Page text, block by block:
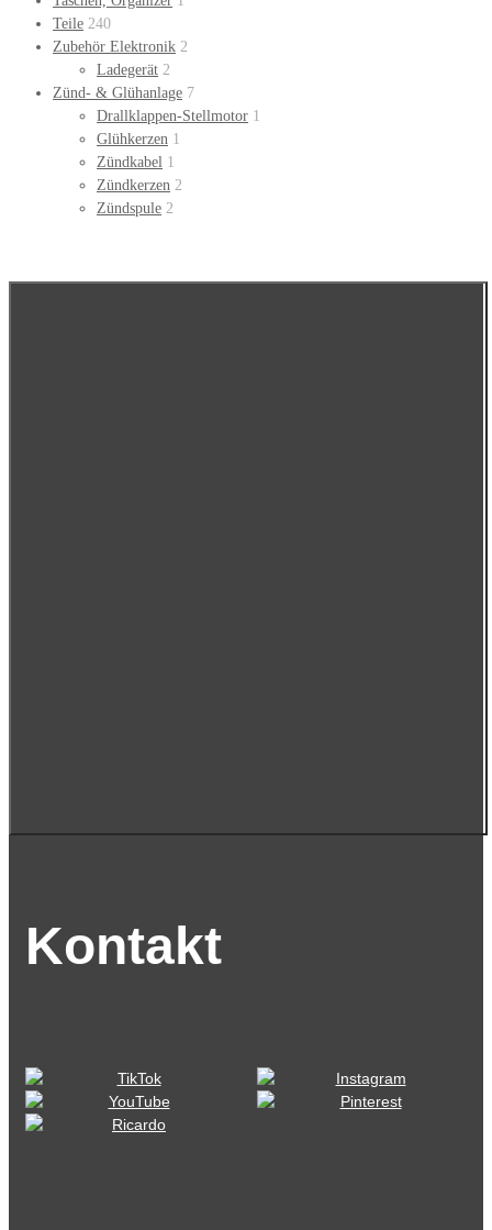
Teile 240
Zubehör Elektronik 2
Ladegerät 2
Zünd- & Glühanlage 7
Drallklappen-Stellmotor 1
Glühkerzen 1
Zündkabel 1
Zündkerzen 2
Zündspule 2
Kontakt